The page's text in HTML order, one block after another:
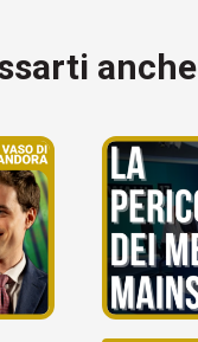
anche